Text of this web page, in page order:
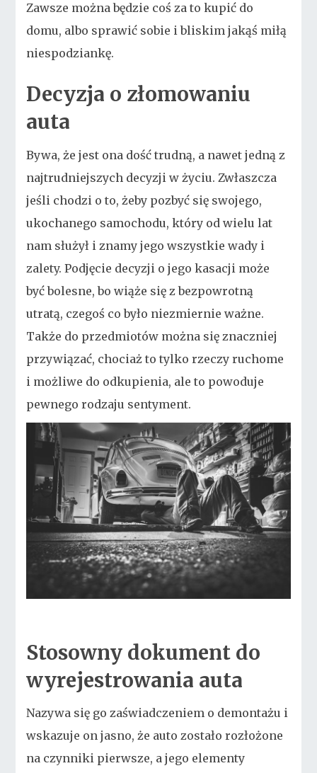
Zawsze można będzie coś za to kupić do
domu, albo sprawić sobie i bliskim jakąś miłą
niespodziankę.
Decyzja o złomowaniu
auta
Bywa, że jest ona dość trudną, a nawet jedną z
najtrudniejszych decyzji w życiu. Zwłaszcza
jeśli chodzi o to, żeby pozbyć się swojego,
ukochanego samochodu, który od wielu lat
nam służył i znamy jego wszystkie wady i
zalety. Podjęcie decyzji o jego kasacji może
być bolesne, bo wiąże się z bezpowrotną
utratą, czegoś co było niezmiernie ważne.
Także do przedmiotów można się znaczniej
przywiązać, chociaż to tylko rzeczy ruchome
i możliwe do odkupienia, ale to powoduje
pewnego rodzaju sentyment.
Stosowny dokument do
wyrejestrowania auta
Nazywa się go zaświadczeniem o demontażu i
wskazuje on jasno, że auto zostało rozłożone
na czynniki pierwsze, a jego elementy